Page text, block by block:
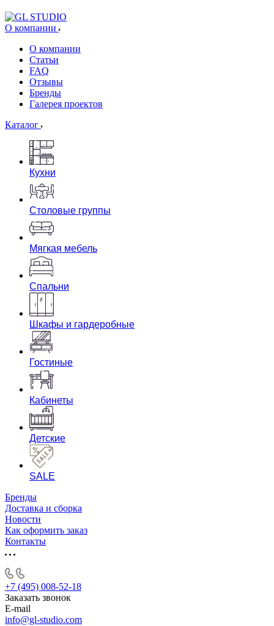
О компании
О компании
Статьи
FAQ
Отзывы
Бренды
Галерея проектов
Каталог
Кухни
Столовые группы
Мягкая мебель
Спальни
Шкафы и гардеробные
Гостиные
Кабинеты
Детские
SALE
Бренды
Доставка и сборка
Новости
Как оформить заказ
Контакты
+7 (495) 008-52-18
Заказать звонок
E-mail
info@gl-studio.com